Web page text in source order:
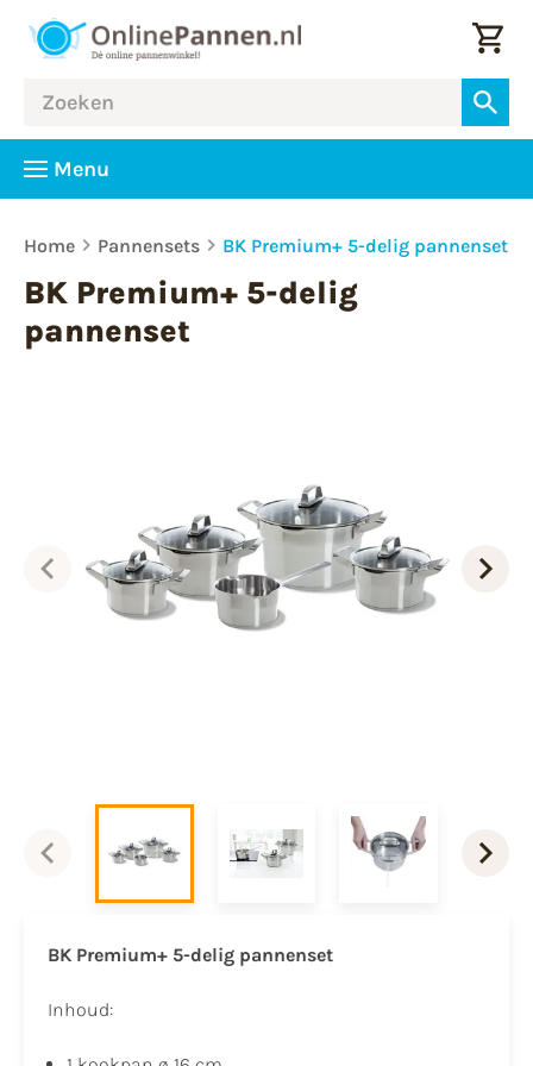
Menu
Home Pannensets BK Premium+ 5-delig pannenset
BK Premium+ 5-delig
pannenset
BK Premium+ 5-delig pannenset
Inhoud: